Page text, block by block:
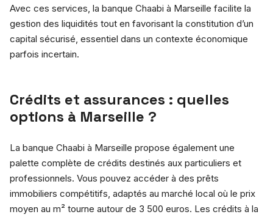
Avec ces services, la banque Chaabi à Marseille facilite la
gestion des liquidités tout en favorisant la constitution d’un
capital sécurisé, essentiel dans un contexte économique
parfois incertain.
Crédits et assurances : quelles
options à Marseille ?
La banque Chaabi à Marseille propose également une
palette complète de crédits destinés aux particuliers et
professionnels. Vous pouvez accéder à des prêts
immobiliers compétitifs, adaptés au marché local où le prix
moyen au m² tourne autour de 3 500 euros. Les crédits à la